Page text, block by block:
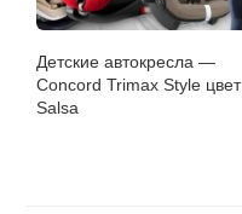
Детские автокресла —
Concord Trimax Style цвет
Salsa